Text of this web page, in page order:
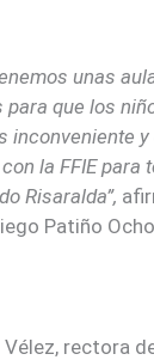
unas
que los
inconveniente y
la FFIE para
Risaralda”,
Patiño
Vélez, rectora